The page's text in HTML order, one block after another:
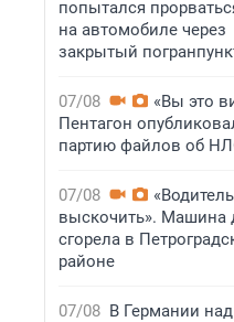
попытался
на автомобиле через
закрытый
07/08
«Вы это
Пентагон
партию файлов об
07/08
выскочить». Машина
сгорела в
районе
07/08 В Германии